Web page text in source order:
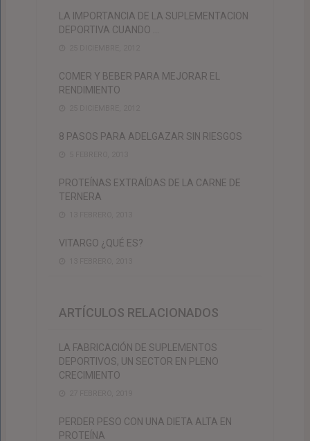
LA IMPORTANCIA DE LA SUPLEMENTACION
DEPORTIVA CUANDO …
COMER Y BEBER PARA MEJORAR EL
RENDIMIENTO
8 PASOS PARA ADELGAZAR SIN RIESGOS
PROTEÍNAS EXTRAÍDAS DE LA CARNE DE
TERNERA
VITARGO ¿QUÉ ES?
ARTÍCULOS RELACIONADOS
LA FABRICACIÓN DE SUPLEMENTOS
DEPORTIVOS, UN SECTOR EN PLENO
CRECIMIENTO
PERDER PESO CON UNA DIETA ALTA EN
PROTEÍNA